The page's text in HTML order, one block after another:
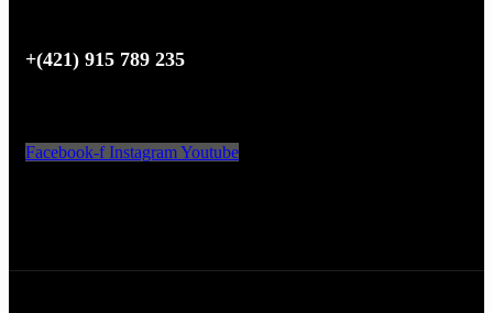
+(421) 915 789 235
Facebook-f InstagramYoutube